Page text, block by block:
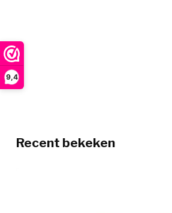
9,4
Recent bekeken